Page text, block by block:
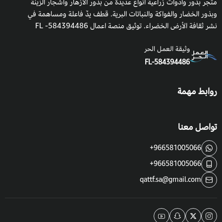
في الصيف.
موعد الزراعة:
تبدا فترة زراعة بذور فاكهة القشطة في فصل الربيع وذلك بين شهري
في البداية ثم تأتي بعدها عملية النقل إلى خطوط المشتل والمساحات
موعد التزهير:
زراعتها في العادة وتأتي موزعة على جوانب الحامل بالنسبة لبعض
الأنواع.
وبذور الخضار والفواكة والنباتات البرية. قطف يدٌ فاعلة ومساهمة في
نشر ثقافة الأرض الخضراء. توثيق منصة اعمال 584394486- FL
وثيقة العمل الحر
FL-584394486
روابط مهمة
تواصل معنا
+966581005066
+966581005066
qattf.sa@gmail.com